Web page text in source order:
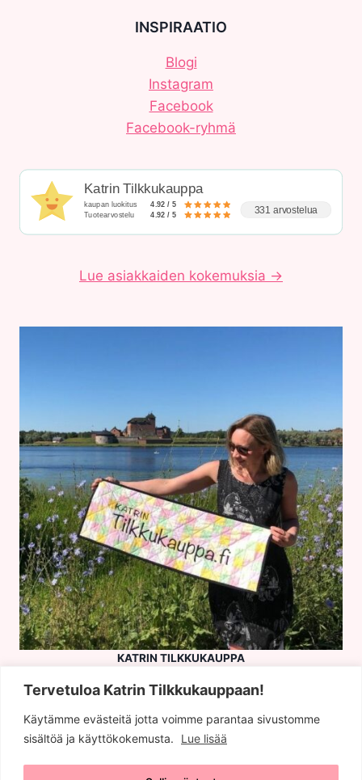
Tervetuloa Katrin Tilkkukauppaan!
Käytämme evästeitä jotta voimme parantaa sivustomme
sisältöä ja käyttökokemusta.
Lue lisää
INSPIRAATIO
Blogi
Instagram
Facebook
Facebook-ryhmä
Katrin Tilkkukauppa
kaupan luokitus
4.92 / 5
Tuotearvostelu
4.92 / 5 331 arvostelua
Lue asiakkaiden kokemuksia →
KATRIN TILKKUKAUPPA
Y-tunnus: 1013506-4